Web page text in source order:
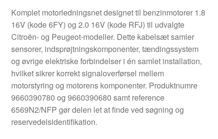
Komplet motorledningsnet designet til benzinmotorer 1.8
16V (kode 6FY) og 2.0 16V (kode RFJ) til udvalgte
Citroën- og Peugeot-modeller. Dette kabelsæt samler
sensorer, indsprøjtningskomponenter, tændingssystem
og øvrige elektriske forbindelser i én samlet installation,
hvilket sikrer korrekt signaloverførsel mellem
motorstyring og motorens komponenter. Produktnumre
9660390780 og 9660390680 samt reference
6569N2/NFP gør delen let at finde ved søgning og
reservedelsidentifikation.